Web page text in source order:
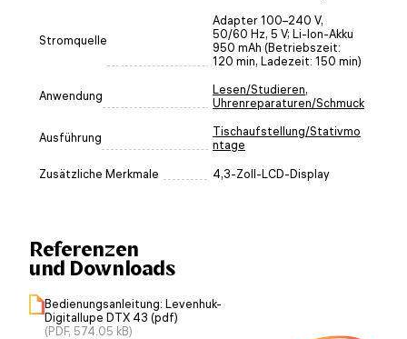
Stromquelle
Adapter 100–240 V,
50/60 Hz, 5 V; Li-Ion-Akku
950 mAh (Betriebszeit:
120 min, Ladezeit: 150 min)
Anwendung Lesen/Studieren,
Uhrenreparaturen/Schmuck
Ausführung
Tischaufstellung/Stativmo
ntage
Zusätzliche Merkmale 4,3-Zoll-LCD-Display
Referenzen
und Downloads
Bedienungsanleitung: Levenhuk-
Digitallupe DTX 43 (pdf)
(PDF, 574.05 kB)